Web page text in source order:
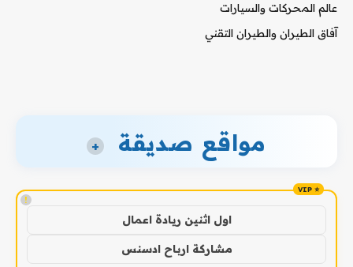
عالم المحركات والسيارات
آفاق الطيران والطيران التقني
مواقع صديقة +
!
اول اثنين ريادة اعمال
مشاركة ارباح ادسنس